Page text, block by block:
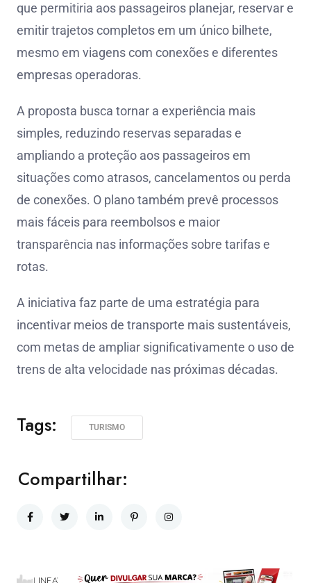
que permitiria aos passageiros planejar, reservar e
emitir trajetos completos em um único bilhete,
mesmo em viagens com conexões e diferentes
empresas operadoras.
A proposta busca tornar a experiência mais
simples, reduzindo reservas separadas e
ampliando a proteção aos passageiros em
situações como atrasos, cancelamentos ou perda
de conexões. O plano também prevê processos
mais fáceis para reembolsos e maior
transparência nas informações sobre tarifas e
rotas.
A iniciativa faz parte de uma estratégia para
incentivar meios de transporte mais sustentáveis,
com metas de ampliar significativamente o uso de
trens de alta velocidade nas próximas décadas.
Tags: TURISMO
Compartilhar: